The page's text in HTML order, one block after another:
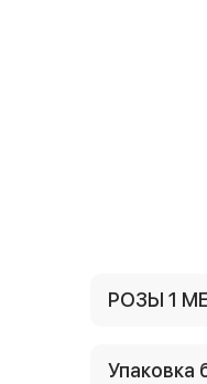
РОЗЫ 1
Упаковка